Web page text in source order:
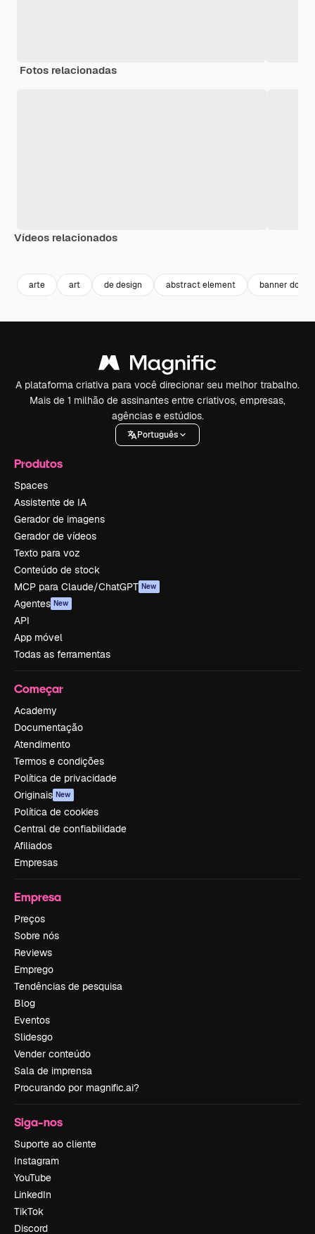
Fotos relacionadas
Vídeos relacionados
arte art de design abstract element banner
A plataforma criativa para você direcionar seu melhor trabalho.
Mais de 1 milhão de assinantes entre criativos, empresas,
agências e estúdios.
Português
Produtos
Spaces
Assistente de IA
Gerador de imagens
Gerador de vídeos
Texto para voz
Conteúdo de stock
MCP para Claude/ChatGPT New
Agentes New
API
App móvel
Todas as ferramentas
Começar
Academy
Documentação
Atendimento
Termos e condições
Política de privacidade
Originais New
Política de cookies
Central de confiabilidade
Afiliados
Empresas
Empresa
Preços
Sobre nós
Reviews
Emprego
Tendências de pesquisa
Blog
Eventos
Slidesgo
Vender conteúdo
Sala de imprensa
Procurando por magnific.ai?
Siga-nos
Suporte ao cliente
Instagram
YouTube
LinkedIn
TikTok
Discord